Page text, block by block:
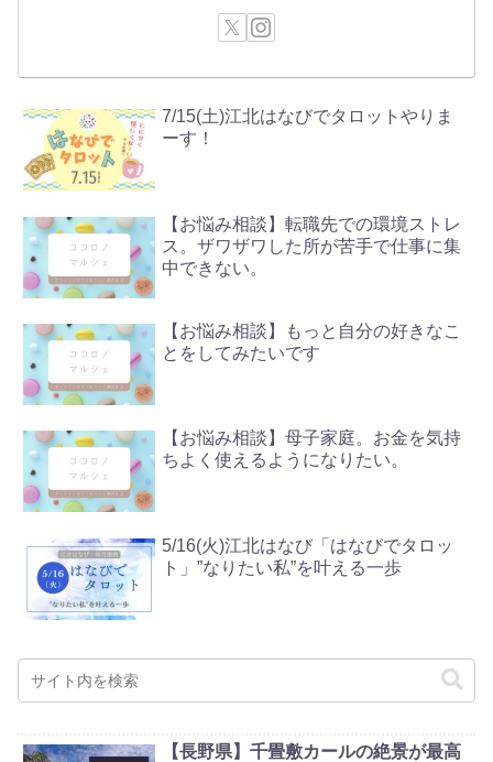
7/15(土)江北はなびでタロットやりま
ーす！
【お悩み相談】転職先での環境ストレ
ス。ザワザワした所が苦手で仕事に集
中できない。
【お悩み相談】もっと自分の好きなこ
とをしてみたいです
【お悩み相談】母子家庭。お金を気持
ちよく使えるようになりたい。
5/16(火)江北はなび「はなびでタロッ
ト」”なりたい私”を叶える一歩
【長野県】千畳敷カールの絶景が最高